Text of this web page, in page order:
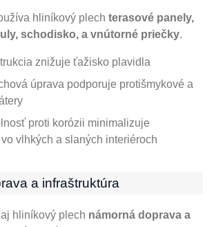
hliníkový plech terasové panely,
schodisko, a vnútorné priečky.
znižuje ťažisko plavidla
úprava podporuje protišmykové a
proti korózii minimalizuje
vlhkých a slaných interiéroch
a infraštruktúra
hliníkový plech námorná doprava a